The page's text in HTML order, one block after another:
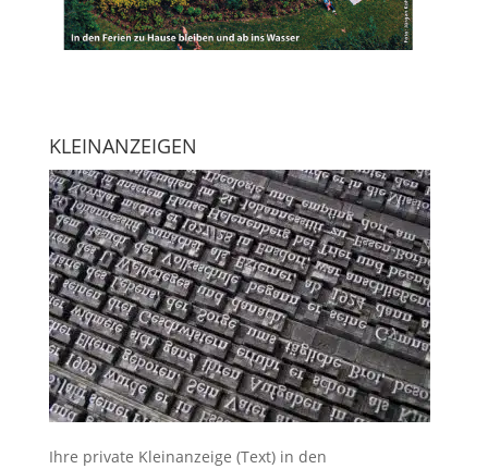
KLEINANZEIGEN
Ihre private Kleinanzeige (Text) in den